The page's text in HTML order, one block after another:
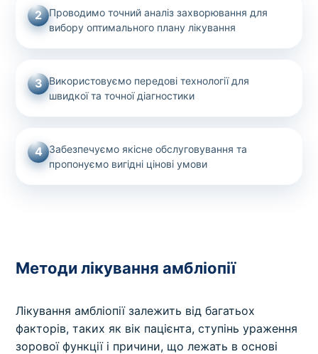
2
Проводимо точний аналіз захворювання для
вибору оптимального плану лікування
3 Використовуємо передові технології для
швидкої та точної діагностики
4 Забезпечуємо якісне обслуговування та
пропонуємо вигідні цінові умови
Методи лікування амбліопії
Лікування амбліопії залежить від багатьох
факторів, таких як вік пацієнта, ступінь ураження
зорової функції і причини, що лежать в основі